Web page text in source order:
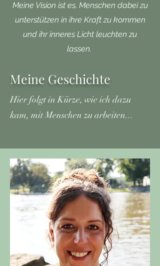
Meine Vision ist es, Menschen dabei zu
unterstützen in ihre Kraft zu kommen
und ihr inneres Licht leuchten zu
lassen.
Meine Geschichte
Hier folgt in Kürze, wie ich dazu
kam, mit Menschen zu arbeiten...